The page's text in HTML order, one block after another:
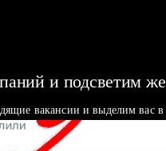
и подсветим
вакансии и выделим вас